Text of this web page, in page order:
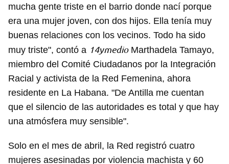
mucha gente triste en el barrio donde nací porque
era una mujer joven, con dos hijos. Ella tenía muy
buenas relaciones con los vecinos. Todo ha sido
muy triste", contó a 14ymedioMarthadela Tamayo,
miembro del Comité Ciudadanos por la Integración
Racial y activista de la Red Femenina, ahora
residente en La Habana. "De Antilla me cuentan
que el silencio de las autoridades es total y que hay
una atmósfera muy sensible".
Solo en el mes de abril, la Red registró cuatro
mujeres asesinadas por violencia machista y 60